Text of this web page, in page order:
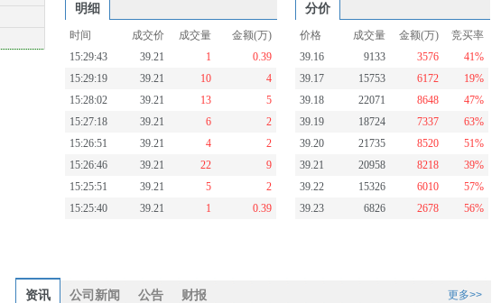
明细 分价
时间 成交价 成交量
金额(万)
15:29:43
39.21 1
0.39
15:29:19
39.21 10
4
15:28:02
39.21 13
5
15:27:18
39.21 6
2
15:26:51
39.21 4
2
15:26:46
39.21 22
9
15:25:51
39.21 5
2
15:25:40
39.21 1 0.39
价格 成交量 金额(万)
竞买率
39.16
9133 3576
41%
39.17
15753 6172
19%
39.18
22071 8648
47%
39.19
18724 7337
63%
39.20
21735 8520
51%
39.21
20958 8218
39%
39.22
15326 6010
57%
39.23
6826 2678 56%
资讯 公司新闻 公告 财报 更多>>